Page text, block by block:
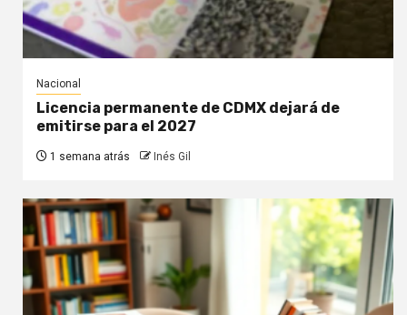
Nacional
Licencia permanente de CDMX dejará de
emitirse para el 2027
1 semana atrás Inés Gil